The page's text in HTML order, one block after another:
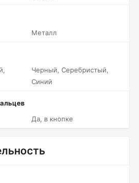
Металл
Черный, Серебристый,
Синий
Да, в кнопке